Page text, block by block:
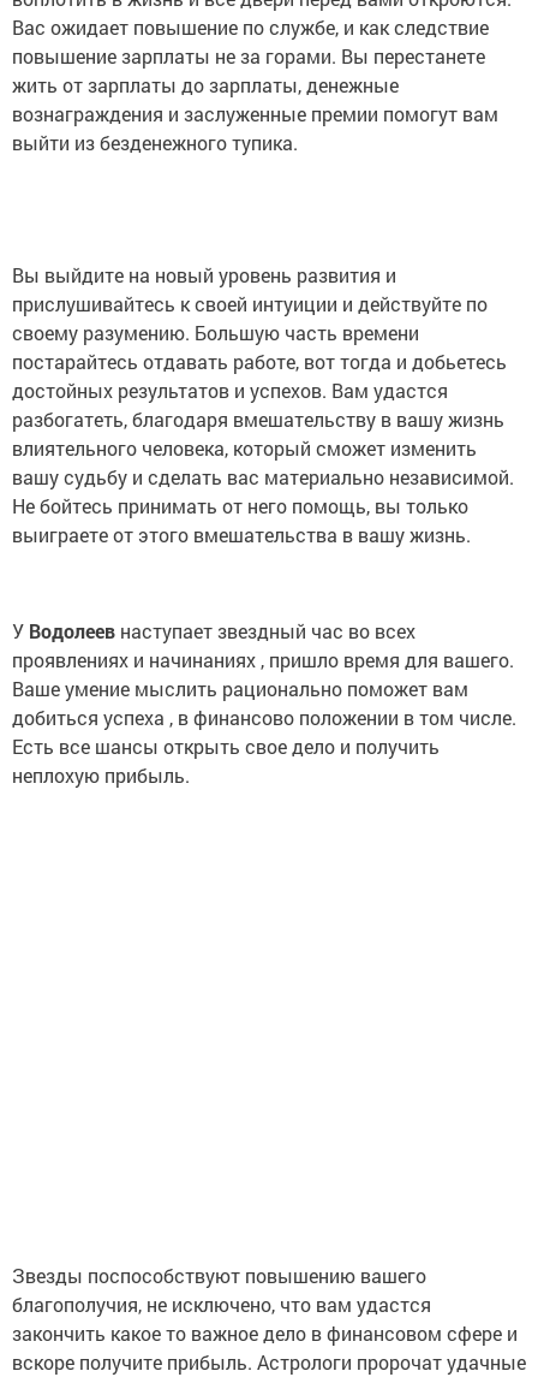
Вас ожидает повышение по службе, и как следствие
повышение зарплаты не за горами. Вы перестанете
жить от зарплаты до зарплаты, денежные
вознаграждения и заслуженные премии помогут вам
выйти из безденежного тупика.
Вы выйдите на новый уровень развития и
прислушивайтесь к своей интуиции и действуйте по
своему разумению. Большую часть времени
постарайтесь отдавать работе, вот тогда и добьетесь
достойных результатов и успехов. Вам удастся
разбогатеть, благодаря вмешательству в вашу жизнь
влиятельного человека, который сможет изменить
вашу судьбу и сделать вас материально независимой.
Не бойтесь принимать от него помощь, вы только
выиграете от этого вмешательства в вашу жизнь.
У Водолеев наступает звездный час во всех
проявлениях и начинаниях , пришло время для вашего.
Ваше умение мыслить рационально поможет вам
добиться успеха , в финансово положении в том числе.
Есть все шансы открыть свое дело и получить
неплохую прибыль.
Звезды поспособствуют повышению вашего
благополучия, не исключено, что вам удастся
закончить какое то важное дело в финансовом сфере и
вскоре получите прибыль. Астрологи пророчат удачные